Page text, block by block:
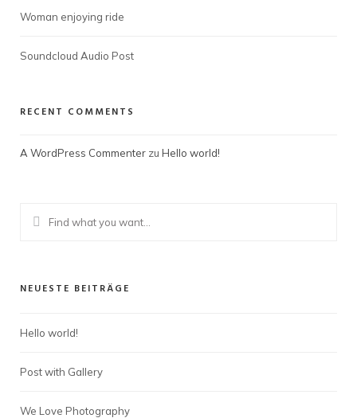
Woman enjoying ride
Soundcloud Audio Post
RECENT COMMENTS
A WordPress Commenter zu Hello world!
NEUESTE BEITRÄGE
Hello world!
Post with Gallery
We Love Photography